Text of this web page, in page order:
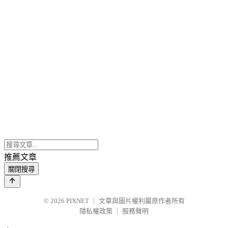
推薦文章
關閉搜尋
© 2026 PIXNET
文章與圖片權利屬原作者所有
隱私權政策
服務聲明